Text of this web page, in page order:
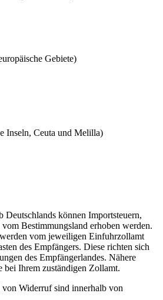
Gebiete)
Inseln, Ceuta und Melilla)
Deutschlands können Importsteuern,
Bestimmungsland erhoben werden.
vom jeweiligen Einfuhrzollamt
des Empfängers. Diese richten sich
des Empfängerlandes. Nähere
bei Ihrem zuständigen Zollamt.
Widerruf sind innerhalb von